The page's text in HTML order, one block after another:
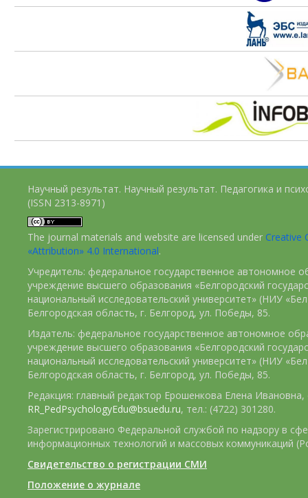
Научный результат. Научный результат. Педагогика и
(ISSN 2313-8971)
The journal materials and website are licensed under Creative
«Attribution» 4.0 International.
Учредитель: федеральное государственное автономное
учреждение высшего образования «Белгородский
национальный исследовательский университет» (НИУ
Белгородская область, г. Белгород, ул. Победы, 85.
Издатель: федеральное государственное автономное
учреждение высшего образования «Белгородский
национальный исследовательский университет» (НИУ
Белгородская область, г. Белгород, ул. Победы, 85.
Редакция: главный редактор Ерошенкова Елена Ивановна,
RR_PedPsychologyEdu@bsuedu.ru, тел.: (4722) 301280.
Зарегистрировано Федеральной службой по надзору в
информационных технологий и массовых коммуникаций
Свидетельство о регистрации СМИ
Положение о журнале